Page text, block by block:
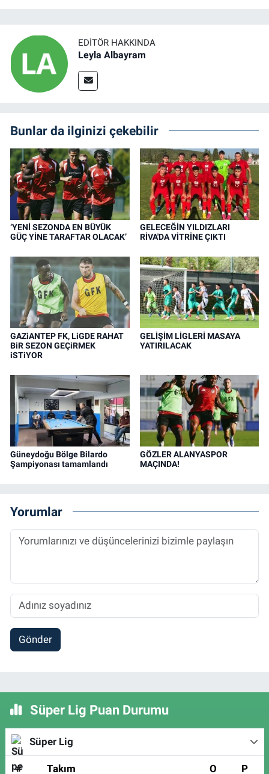
EDITÖR HAKKINDA
Leyla Albayram
Bunlar da ilginizi çekebilir
‘YENİ SEZONDA EN BÜYÜK
GÜÇ YİNE TARAFTAR OLACAK’
GELECEĞİN YILDIZLARI
RİVA'DA VİTRİNE ÇIKTI
GAZiANTEP FK, LiGDE RAHAT
BiR SEZON GEÇiRMEK
iSTiYOR
GELİŞİM LİGLERİ MASAYA
YATIRILACAK
Güneydoğu Bölge Bilardo
Şampiyonası tamamlandı
GÖZLER ALANYASPOR
MAÇINDA!
Yorumlar
Gönder
Süper Lig Puan Durumu
Süper Lig
# Takım O P